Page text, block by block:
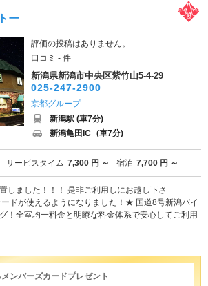
ー
評価の投稿はありません。
口コミ - 件
新潟県新潟市中央区紫竹山5-4-29
025-247-2900
京都グループ
新潟駅 (車7分)
新潟亀田IC (車7分)
サービスタイム 7,300 円 ～ 宿泊 7,700 円 ～
しました！！！ 是非ご利用しにお越し下さ
ドが使えるようになりました！★ 国道8号新潟バイ
！全室均一料金と明瞭な料金体系で安心してご利用
ンバーズカードプレゼント